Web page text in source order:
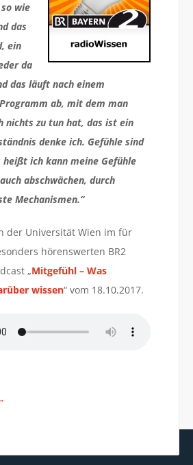
wie
das
ein
da
das läuft nach einem
ab, mit dem man
nichts zu tun hat, das ist ein
denke ich. Gefühle sind
ich kann meine Gefühle
abschwächen, durch
Mechanismen.“
der Universität Wien im für
hörenswerten BR2
„Mitgefühl – Was
wissen“ vom 18.10.2017.